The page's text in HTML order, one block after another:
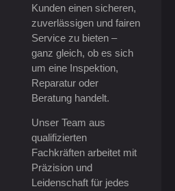
Kunden einen sicheren,
zuverlässigen und fairen
Service zu bieten –
ganz gleich, ob es sich
um eine Inspektion,
Reparatur oder
Beratung handelt.
Unser Team aus
qualifizierten
Fachkräften arbeitet mit
Präzision und
Leidenschaft für jedes